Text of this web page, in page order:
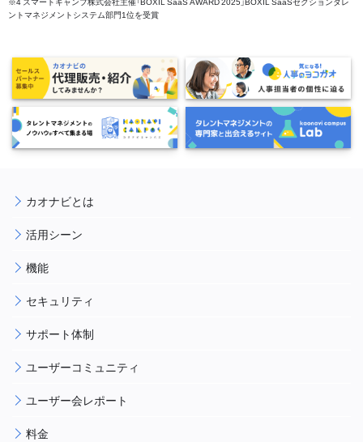
ントマネジメントシステム部門1位を受賞
カオナビとは
活用シーン
機能
セキュリティ
サポート体制
ユーザーコミュニティ
ユーザー会レポート
料金